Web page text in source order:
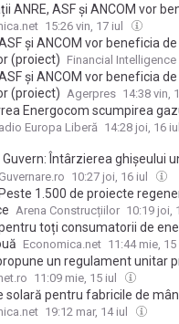
ANRE, ASF și ANCOM vor
salariului de bază,
15:26 vin, 17 iul
şi ANCOM vor beneficia
(proiect) Financial Intelligence
și ANCOM vor beneficia
(proiect) Agerpres 14:38 vin,
Energocom scumpirea
Europa Liberă 14:28 joi, 16 iul
Guvern: Întârzierea ghișeului
pot pune în pericol un
10:27 joi, 16 iul
1.500 de proiecte
Arena Construcțiilor 10:19 joi,
toți consumatorii de
Economica.net 11:44 mie, 15
un regulament unitar
electrică, atât pentru
11:09 mie, 15 iul
solară pentru fabricile de
două parcuri fotovoltaice
19:12 mar, 14 iul